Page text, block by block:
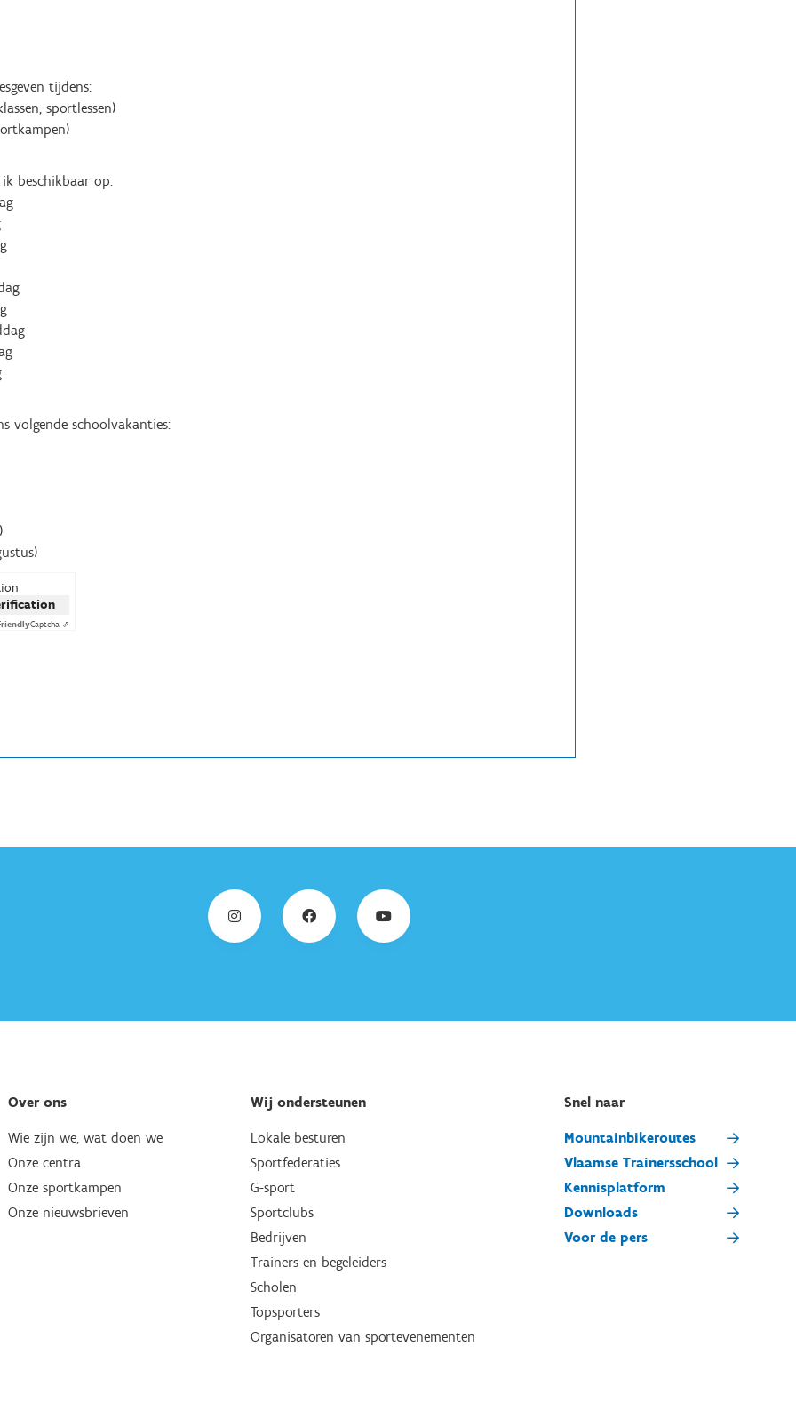
tijdens:
sportlessen)
beschikbaar op:
volgende schoolvakanties:
Captcha ⇗
Over ons
Wie zijn we, wat doen we
Onze centra
Onze sportkampen
Onze nieuwsbrieven
Wij ondersteunen
Lokale besturen
Sportfederaties
G-sport
Sportclubs
Bedrijven
Trainers en begeleiders
Scholen
Topsporters
Organisatoren van sportevenementen
Snel naar
Mountainbikeroutes
Vlaamse Trainersschool
Kennisplatform
Downloads
Voor de pers